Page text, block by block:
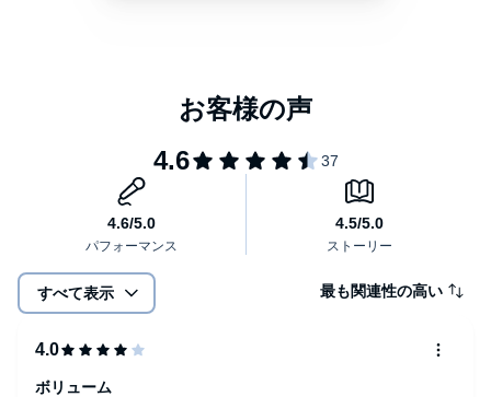
２０万人以上の糖尿病患者をみてきた私の確信です。
本タイトルには付属資料・PDFが用意されています。ご購入後、
PCサイトのライブラリー、またはアプリ上の「目次」からご確認
すべて表示 最も関連性の高い
ボリューム